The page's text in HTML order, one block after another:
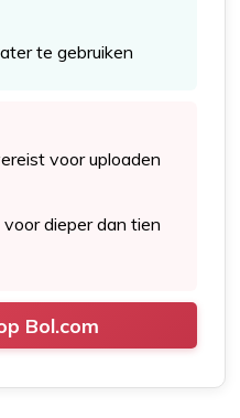
te gebruiken
voor uploaden
dieper dan tien
Bol.com